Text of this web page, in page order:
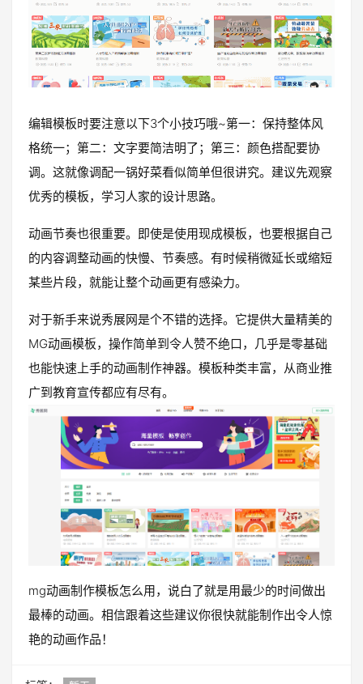
编辑模板时要注意以下3个小技巧哦~第一：保持整体风
格统一；第二：文字要简洁明了；第三：颜色搭配要协
调。这就像调配一锅好菜看似简单但很讲究。建议先观察
优秀的模板，学习人家的设计思路。
动画节奏也很重要。即使是使用现成模板，也要根据自己
的内容调整动画的快慢、节奏感。有时候稍微延长或缩短
某些片段，就能让整个动画更有感染力。
对于新手来说秀展网是个不错的选择。它提供大量精美的
MG动画模板，操作简单到令人赞不绝口，几乎是零基础
也能快速上手的动画制作神器。模板种类丰富，从商业推
广到教育宣传都应有尽有。
mg动画制作模板怎么用，说白了就是用最少的时间做出
最棒的动画。相信跟着这些建议你很快就能制作出令人惊
艳的动画作品！